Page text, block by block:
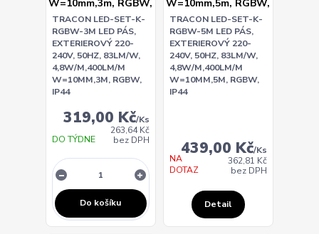
TRACON LED-SET-K-
RGBW-3M LED PÁS,
EXTERIEROVÝ 220-
240V, 50HZ, 83LM/W,
4,8W/M,400LM/M
W=10MM,3M, RGBW,
IP44
319,00 Kč/Ks
263,64 Kč
bez DPH
DO TÝDNE
Do košíku
TRACON LED-SET-K-
RGBW-5M LED PÁS,
EXTERIEROVÝ 220-
240V, 50HZ, 83LM/W,
4,8W/M,400LM/M
W=10MM,5M, RGBW,
IP44
439,00 Kč/Ks
362,81 Kč
bez DPH
NA
DOTAZ
Detail